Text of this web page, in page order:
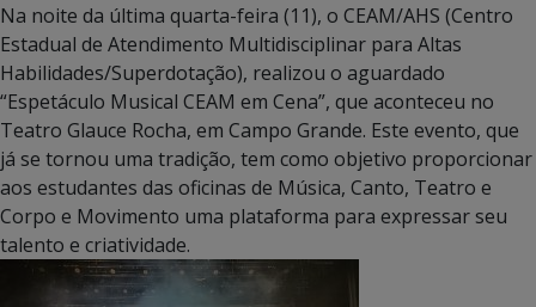
Na noite da última quarta-feira (11), o CEAM/AHS (Centro
Estadual de Atendimento Multidisciplinar para Altas
Habilidades/Superdotação), realizou o aguardado
“Espetáculo Musical CEAM em Cena”, que aconteceu no
Teatro Glauce Rocha, em Campo Grande. Este evento, que
já se tornou uma tradição, tem como objetivo proporcionar
aos estudantes das oficinas de Música, Canto, Teatro e
Corpo e Movimento uma plataforma para expressar seu
talento e criatividade.